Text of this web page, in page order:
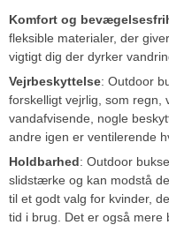
Komfort og
fleksible materialer, der
vigtigt dig der dyrker
Vejrbeskyttelse: Outdoor
forskelligt vejrlig, som regn,
vandafvisende, nogle
andre igen er ventilerende
Holdbarhed: Outdoor
slidstærke og kan modstå
til et godt valg for kvinder,
tid i brug. Det er også mere